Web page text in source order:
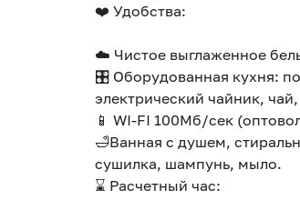
❤️ Удoбcтва:
☁️ Чиcтое выглаженное
🎛️ Оборудованная кухня:
электрический чайник,
📱 WI-FI 100Мб/сек
🛁Ванная с душем,
сушилка, шампунь, мыло.
⌛ Расчетный час: